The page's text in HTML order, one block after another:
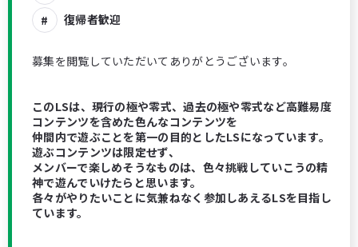
復帰者歓迎
募集を閲覧していただいてありがとうございます。
このLSは、現行の極や零式、過去の極や零式など高難易度
コンテンツを含めた色んなコンテンツを
仲間内で遊ぶことを第一の目的としたLSになっています。
遊ぶコンテンツは限定せず、
メンバーで楽しめそうなものは、色々挑戦していこうの精
神で遊んでいけたらと思います。
各々がやりたいことに気兼ねなく参加しあえるLSを目指し
ています。